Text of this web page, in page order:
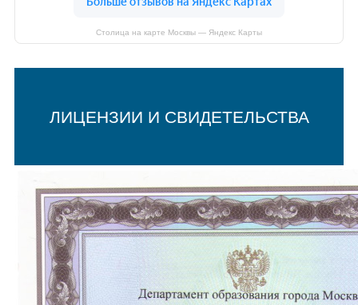
Столица на карте Москвы — Яндекс Карты
ЛИЦЕНЗИИ И СВИДЕТЕЛЬСТВА